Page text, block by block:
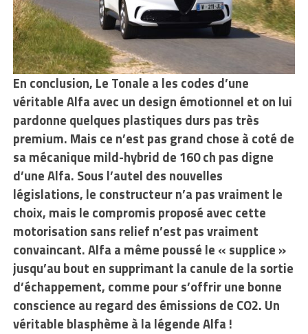
En conclusion, Le Tonale a les codes d’une
véritable Alfa avec un design émotionnel et on lui
pardonne quelques plastiques durs pas très
premium. Mais ce n’est pas grand chose à coté de
sa mécanique mild-hybrid de 160 ch pas digne
d’une Alfa. Sous l’autel des nouvelles
législations, le constructeur n’a pas vraiment le
choix, mais le compromis proposé avec cette
motorisation sans relief n’est pas vraiment
convaincant. Alfa a même poussé le « supplice »
jusqu’au bout en supprimant la canule de la sortie
d’échappement, comme pour s’offrir une bonne
conscience au regard des émissions de CO2. Un
véritable blasphème à la légende Alfa !